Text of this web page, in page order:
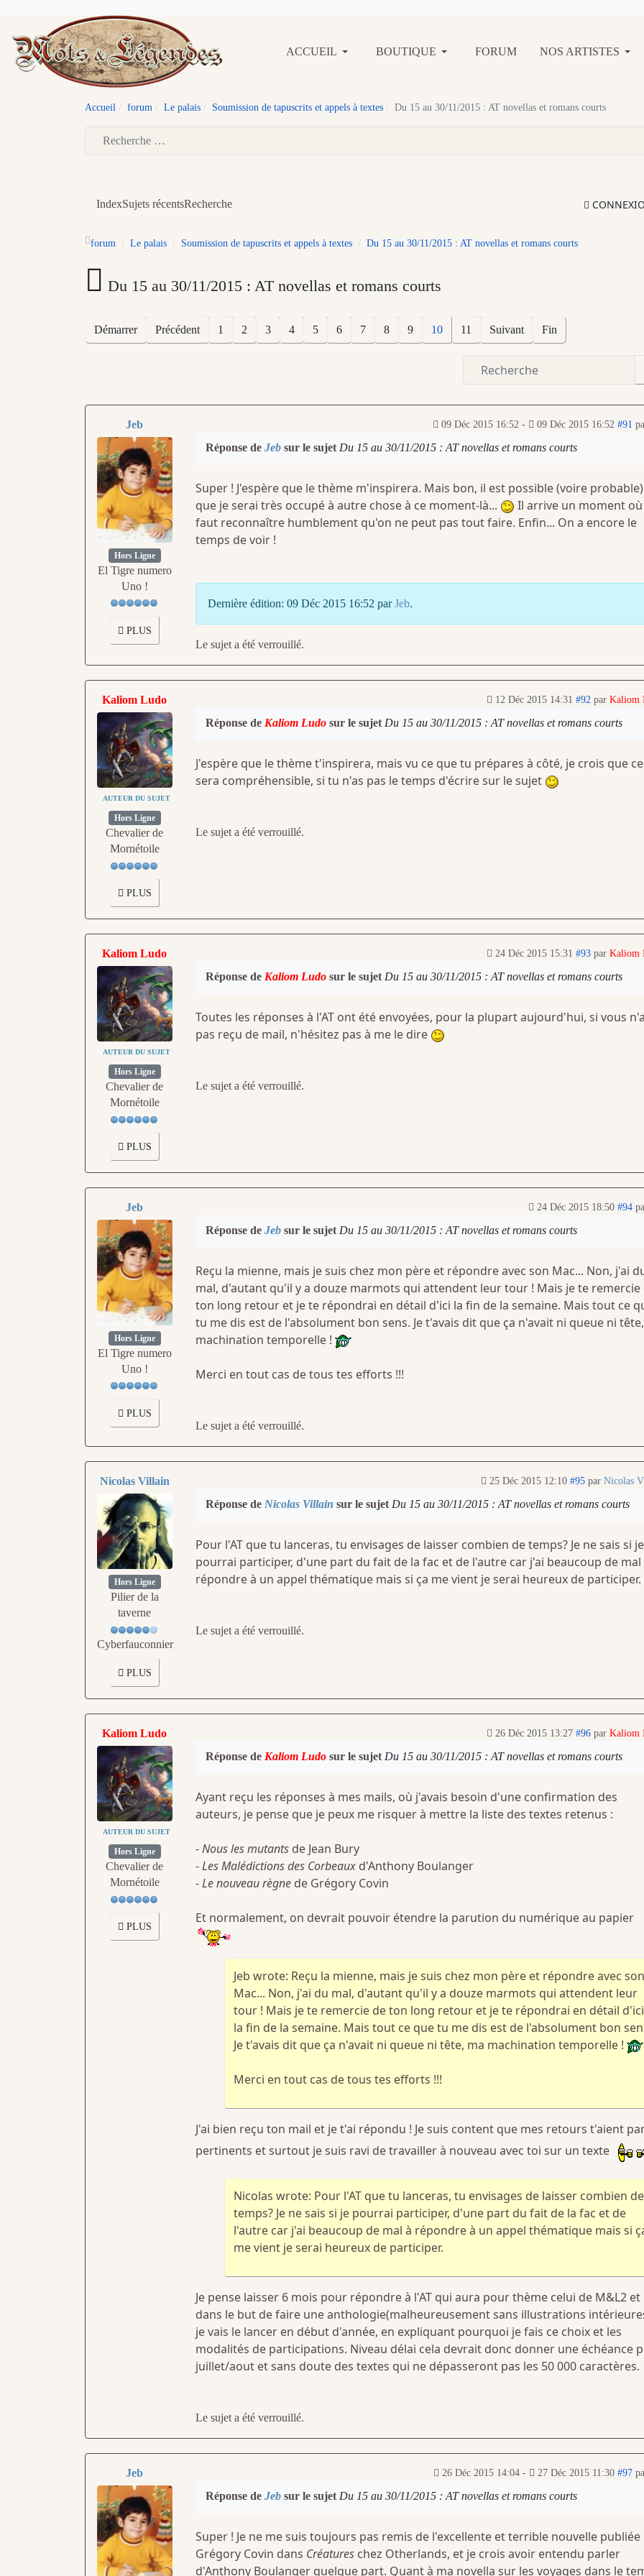
ACCUEIL BOUTIQUE FORUM NOS ARTISTES
Accueil forum Le palais Soumission de tapuscrits et appels à textes Du 15 au 30/11/2015 : AT novellas et romans courts
IndexSujets récentsRecherche
forum Le palais Soumission de tapuscrits et appels à textes Du 15 au 30/11/2015 : AT novellas et romans courts
Du 15 au 30/11/2015 : AT novellas et romans courts
Démarrer Précédent 1 2 3 4 5 6 7 8 9 10 11 Suivant Fin
Jeb
Hors Ligne
El Tigre numero
Uno !
PLUS
09 Déc 2015 16:52- 09 Déc 2015 16:52 #91
Réponse de Jebsur le sujet Du 15 au 30/11/2015 : AT novellas et romans courts
Super ! J'espère que le thème m'inspirera. Mais bon, il est possible (voire probable)
que je serai très occupé à autre chose à ce moment-là...
Il arrive un moment
faut reconnaître humblement qu'on ne peut pas tout faire. Enfin... On a encore le
temps de voir !
Dernière édition: 09 Déc 2015 16:52 parJeb.
Le sujet a été verrouillé.
Kaliom Ludo
AUTEUR DU SUJET
Hors Ligne
Chevalier de
Mornétoile
PLUS
12 Déc 2015 14:31 #92 par Kaliom
Réponse de Kaliom Ludosur le sujet Du 15 au 30/11/2015 : AT novellas et romans courts
J'espère que le thème t'inspirera, mais vu ce que tu prépares à côté, je crois que ce
sera compréhensible, si tu n'as pas le temps d'écrire sur le sujet
Le sujet a été verrouillé.
Kaliom Ludo
AUTEUR DU SUJET
Hors Ligne
Chevalier de
Mornétoile
PLUS
24 Déc 2015 15:31 #93 par Kaliom
Réponse de Kaliom Ludosur le sujet Du 15 au 30/11/2015 : AT novellas et romans courts
Toutes les réponses à l'AT ont été envoyées, pour la plupart aujourd'hui, si vous
pas reçu de mail, n'hésitez pas à me le dire
Le sujet a été verrouillé.
Jeb
Hors Ligne
El Tigre numero
Uno !
PLUS
24 Déc 2015 18:50 #94
Réponse de Jebsur le sujet Du 15 au 30/11/2015 : AT novellas et romans courts
Reçu la mienne, mais je suis chez mon père et répondre avec son Mac... Non, j'ai
mal, d'autant qu'il y a douze marmots qui attendent leur tour ! Mais je te remercie
ton long retour et je te répondrai en détail d'ici la fin de la semaine. Mais tout ce
tu me dis est de l'absolument bon sens. Je t'avais dit que ça n'avait ni queue ni
machination temporelle !
Merci en tout cas de tous tes efforts !!!
Le sujet a été verrouillé.
Nicolas Villain
Hors Ligne
Pilier de la
taverne
Cyberfauconnier
PLUS
25 Déc 2015 12:10 #95 par Nicolas
Réponse de Nicolas Villain sur le sujet Du 15 au 30/11/2015 : AT novellas et romans courts
Pour l'AT que tu lanceras, tu envisages de laisser combien de temps? Je ne sais si je
pourrai participer, d'une part du fait de la fac et de l'autre car j'ai beaucoup de mal
répondre à un appel thématique mais si ça me vient je serai heureux de participer.
Le sujet a été verrouillé.
Kaliom Ludo
AUTEUR DU SUJET
Hors Ligne
Chevalier de
Mornétoile
PLUS
26 Déc 2015 13:27 #96 par Kaliom
Réponse de Kaliom Ludosur le sujet Du 15 au 30/11/2015 : AT novellas et romans courts
Ayant reçu les réponses à mes mails, où j'avais besoin d'une confirmation des
auteurs, je pense que je peux me risquer à mettre la liste des textes retenus :
-Nous les mutantsde Jean Bury
-Les Malédictions des Corbeauxd'Anthony Boulanger
-Le nouveau règne de Grégory Covin
Et normalement, on devrait pouvoir étendre la parution du numérique au papier
Jeb wrote: Reçu la mienne, mais je suis chez mon père et répondre avec son
Mac... Non, j'ai du mal, d'autant qu'il y a douze marmots qui attendent leur
tour ! Mais je te remercie de ton long retour et je te répondrai en détail d'ici
la fin de la semaine. Mais tout ce que tu me dis est de l'absolument bon
Je t'avais dit que ça n'avait ni queue ni tête, ma machination temporelle !
Merci en tout cas de tous tes efforts !!!
J'ai bien reçu ton mail et je t'ai répondu ! Je suis content que mes retours t'aient
pertinents et surtout je suis ravi de travailler à nouveau avec toi sur un texte
Nicolas wrote: Pour l'AT que tu lanceras, tu envisages de laisser combien de
temps? Je ne sais si je pourrai participer, d'une part du fait de la fac et de
l'autre car j'ai beaucoup de mal à répondre à un appel thématique mais si
me vient je serai heureux de participer.
Je pense laisser 6 mois pour répondre à l'AT qui aura pour thème celui de M&L2 et
dans le but de faire une anthologie(malheureusement sans illustrations
je vais le lancer en début d'année, en expliquant pourquoi je fais ce choix et les
modalités de participations. Niveau délai cela devrait donc donner une échéance
juillet/aout et sans doute des textes qui ne dépasseront pas les 50 000 caractères.
Le sujet a été verrouillé.
Jeb 26 Déc 2015 14:04- 27 Déc 2015 11:30 #97
Réponse de Jebsur le sujet Du 15 au 30/11/2015 : AT novellas et romans courts
Super ! Je ne me suis toujours pas remis de l'excellente et terrible nouvelle publiée
Grégory Covin dans Créatures chez Otherlands, et je crois avoir entendu parler
d'Anthony Boulanger quelque part. Quant à ma novella sur les voyages dans le